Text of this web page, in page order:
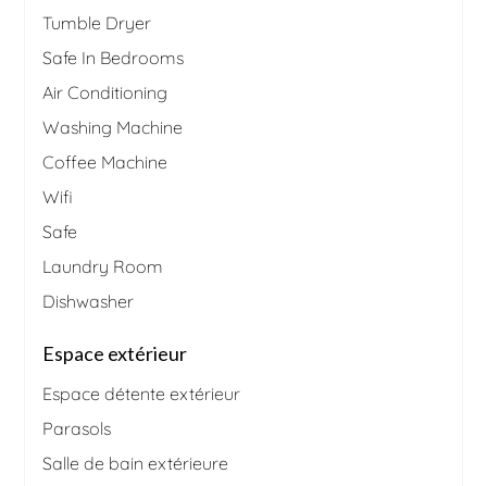
Tumble Dryer
Safe In Bedrooms
Air Conditioning
Washing Machine
Coffee Machine
Wifi
Safe
Laundry Room
Dishwasher
Espace extérieur
Espace détente extérieur
Parasols
Salle de bain extérieure